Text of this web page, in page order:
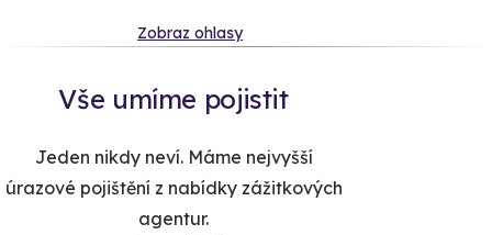
Zobraz ohlasy
Vše umíme pojistit
Jeden nikdy neví. Máme nejvyšší
úrazové pojištění z nabídky zážitkových
agentur.